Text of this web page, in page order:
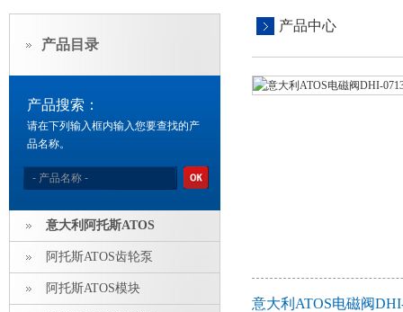
产品目录
产品搜索：
请在下列输入框内输入您要查找的产
品名称。
意大利阿托斯ATOS
阿托斯ATOS齿轮泵
阿托斯ATOS模块
产品中心
意大利ATOS电磁阀